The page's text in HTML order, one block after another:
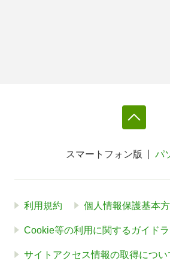
スマートフォン版 パ
利用規約 個人情報保護基本
Cookie等の利用に関するガイド
サイトアクセス情報の取得につい